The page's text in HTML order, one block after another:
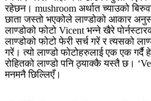
रहेछन। mushroom अर्थात च्याउको
छाता जस्तो भएकोले लाण्डोको आकार
लाण्डोको फोटो Vicent भन्ने खैरे
लाण्डोको फोटो फेरी सर्च गरें र त्यसको
गरें। त्यो लाण्डो फोटोहरुलाई एक एक गर्दै
रोहितको लाण्डो पनि ठ्याक्कै यस्तै छ।
मनमनै छिल्लिएँ।